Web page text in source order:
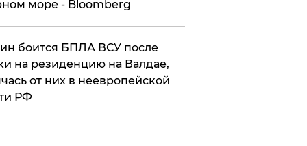
море - Bloomberg
боится БПЛА ВСУ после
на резиденцию на Валдае,
от них в неевропейской
РФ